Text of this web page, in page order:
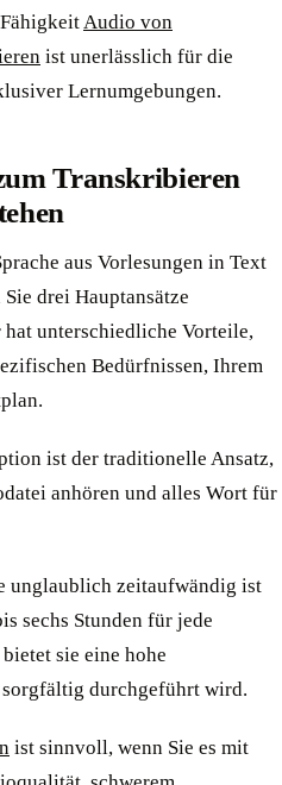
Audio von
ist unerlässlich für die
Lernumgebungen.
Transkribieren
aus Vorlesungen in Text
drei Hauptansätze
unterschiedliche Vorteile,
Bedürfnissen, Ihrem
ist der traditionelle Ansatz,
anhören und alles Wort für
unglaublich zeitaufwändig ist
sechs Stunden für jede
sie eine hohe
durchgeführt wird.
ist sinnvoll, wenn Sie es mit